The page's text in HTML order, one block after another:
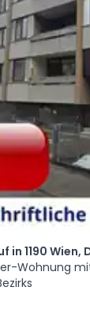
in 1190 Wien,
Wohnung